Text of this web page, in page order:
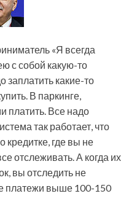
«Я всегда
с собой какую-то
заплатить какие-то
В паркинге,
платить. Все надо
так работает, что
кредитке, где вы не
отслеживать. А когда их
вы отследить не
платежи выше 100-150